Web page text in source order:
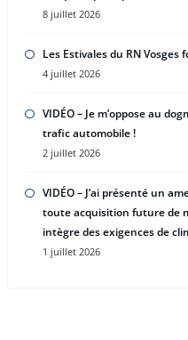
8 juillet 2026
Les Estivales du RN Vosges
4 juillet 2026
VIDÉO – Je m’oppose au
trafic automobile !
2 juillet 2026
VIDÉO – J’ai présenté un
toute acquisition future de
intègre des exigences de
1 juillet 2026